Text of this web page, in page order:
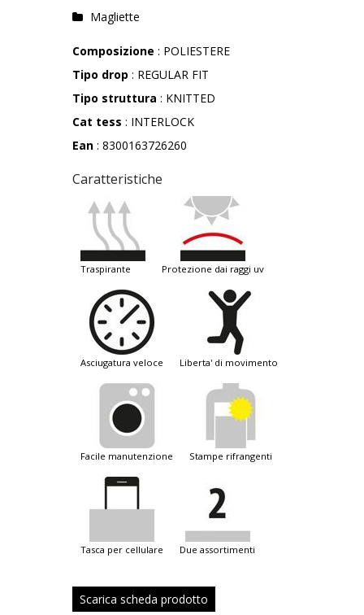
Magliette
Composizione : POLIESTERE
Tipo drop : REGULAR FIT
Tipo struttura : KNITTED
Cat tess : INTERLOCK
Ean : 8300163726260
Caratteristiche
traspirante protezione dai raggi uv
asciugatura veloce liberta' di movimento
facile manutenzione stampe rifrangenti
tasca per cellulare due assortimenti
Scarica scheda prodotto